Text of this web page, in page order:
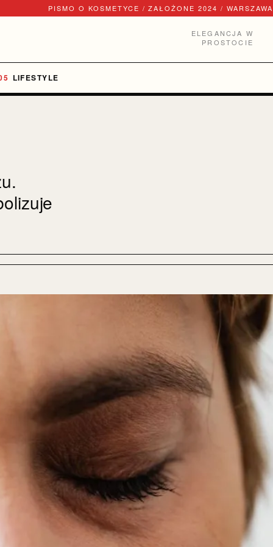
PISMO O KOSMETYCE / ZAŁOŻONE 2024 / WARSZAWA
ELEGANCJA W
PROSTOCIE
LIFESTYLE